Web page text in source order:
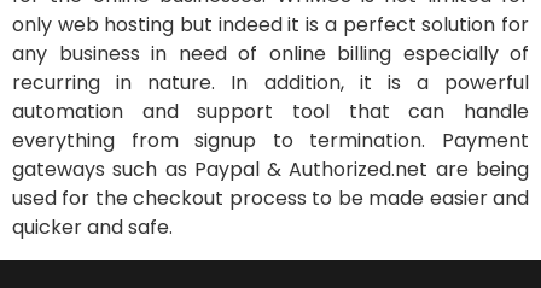
only web hosting but indeed it is a perfect solution for
any business in need of online billing especially of
recurring in nature. In addition, it is a powerful
automation and support tool that can handle
everything from signup to termination. Payment
gateways such as Paypal & Authorized.net are being
used for the checkout process to be made easier and
quicker and safe.